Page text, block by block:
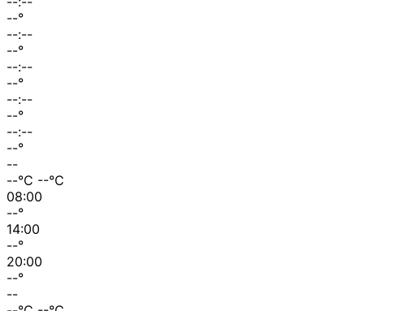
--°
--:--
--°
--:--
--°
--:--
--°
--:--
--°
--
--°C --°C
08:00
--°
14:00
--°
20:00
--°
--